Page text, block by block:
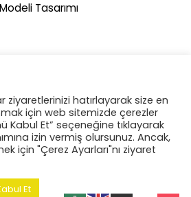
Tasarımı
Ev Tekstili Fuarı
Kararı - Gernaz Tekstil
ŞeyiçinEVTEKS (Ev Tekstili
- Gernaz Tekstil
ziyaretlerinizi hatırlayarak size en
için web sitemizde çerezler
Kabul Et” seçeneğine tıklayarak
izin vermiş olursunuz. Ancak,
için "Çerez Ayarları"nı ziyaret
Et